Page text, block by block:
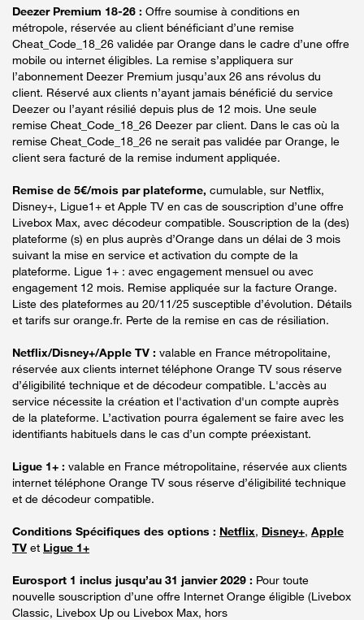
Deezer Premium 18-26 : Offre soumise à conditions en
métropole, réservée au client bénéficiant d’une remise
Cheat_Code_18_26 validée par Orange dans le cadre d’une offre
mobile ou internet éligibles. La remise s’appliquera sur
l’abonnement Deezer Premium jusqu’aux 26 ans révolus du
client. Réservé aux clients n’ayant jamais bénéficié du service
Deezer ou l’ayant résilié depuis plus de 12 mois. Une seule
remise Cheat_Code_18_26 Deezer par client. Dans le cas où la
remise Cheat_Code_18_26 ne serait pas validée par Orange, le
client sera facturé de la remise indument appliquée.
Remise de 5€/mois par plateforme, cumulable, sur Netflix,
Disney+, Ligue1+ et Apple TV en cas de souscription d’une offre
Livebox Max, avec décodeur compatible. Souscription de la (des)
plateforme (s) en plus auprès d’Orange dans un délai de 3 mois
suivant la mise en service et activation du compte de la
plateforme. Ligue 1+ : avec engagement mensuel ou avec
engagement 12 mois. Remise appliquée sur la facture Orange.
Liste des plateformes au 20/11/25 susceptible d’évolution. Détails
et tarifs sur orange.fr. Perte de la remise en cas de résiliation.
Netflix/Disney+/Apple TV : valable en France métropolitaine,
réservée aux clients internet téléphone Orange TV sous réserve
d’éligibilité technique et de décodeur compatible. L'accès au
service nécessite la création et l'activation d'un compte auprès
de la plateforme. L’activation pourra également se faire avec les
identifiants habituels dans le cas d’un compte préexistant.
Ligue 1+ : valable en France métropolitaine, réservée aux clients
internet téléphone Orange TV sous réserve d’éligibilité technique
et de décodeur compatible.
Conditions Spécifiques des options : Netflix, Disney+, Apple
TV et Ligue 1+
Eurosport 1 inclus jusqu’au 31 janvier 2029 : Pour toute
nouvelle souscription d’une offre Internet Orange éligible (Livebox
Classic, Livebox Up ou Livebox Max, hors